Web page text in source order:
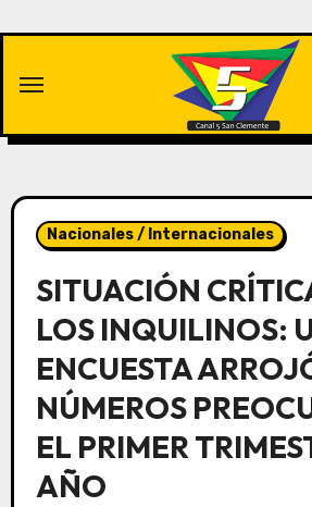
contenido
Nacionales / Internacionales
SITUACIÓN
LOS INQUILINOS:
ENCUESTA
NÚMEROS
EL PRIMER
AÑO